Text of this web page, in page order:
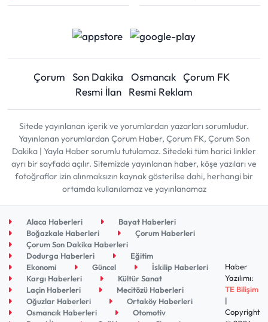
Çorum Son Dakika Osmancık Çorum FK
Resmi İlan
Resmi Reklam
Sitede yayınlanan içerik ve yorumlardan yazarları sorumludur.
Yayınlanan yorumlardan Çorum Haber, Çorum FK, Çorum Son
Dakika | Yayla Haber sorumlu tutulamaz. Sitedeki tüm harici linkler
ayrı bir sayfada açılır. Sitemizde yayınlanan haber, köşe yazıları ve
fotoğraflar izin alınmaksızın kaynak gösterilse dahi, herhangi bir
ortamda kullanılamaz ve yayınlanamaz
Alaca Haberleri
Bayat Haberleri
Boğazkale Haberleri
Çorum Haberleri
Çorum Son Dakika Haberleri
Dodurga Haberleri
Eğitim
Ekonomi
Güncel
İskilip Haberleri
Kargı Haberleri
Kültür Sanat
Laçin Haberleri
Mecitözü Haberleri
Oğuzlar Haberleri
Ortaköy Haberleri
Osmancık Haberleri
Otomotiv
Haber
Yazılımı:
TE Bilişim
|
Copyright